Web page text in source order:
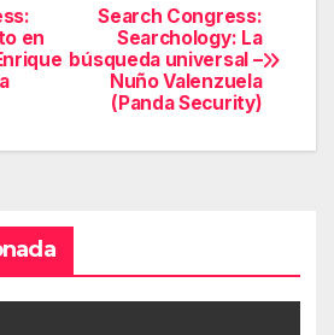
Search Congress:
Searchology: La
búsqueda universal –
Nuño Valenzuela
(Panda Security)
en